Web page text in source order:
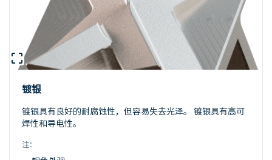
镀银
镀银具有良好的耐腐蚀性，但容易失去光泽。 镀银具有高可
焊性和导电性。
注：